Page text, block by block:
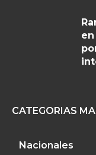
CATEGORIAS
Nacionales